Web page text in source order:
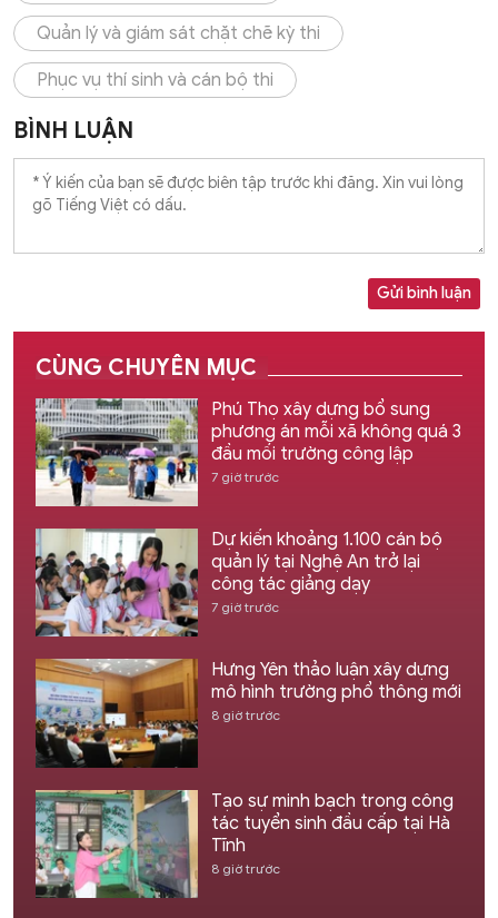
Quản lý và giám sát chặt chẽ kỳ thi
Phục vụ thí sinh và cán bộ thi
BÌNH LUẬN
Gửi bình luận
CÙNG CHUYÊN MỤC
Phú Thọ xây dựng bổ sung
phương án mỗi xã không quá 3
đầu mối trường công lập
7 giờ trước
Dự kiến khoảng 1.100 cán bộ
quản lý tại Nghệ An trở lại
công tác giảng dạy
7 giờ trước
Hưng Yên thảo luận xây dựng
mô hình trường phổ thông mới
8 giờ trước
Tạo sự minh bạch trong công
tác tuyển sinh đầu cấp tại Hà
Tĩnh
8 giờ trước